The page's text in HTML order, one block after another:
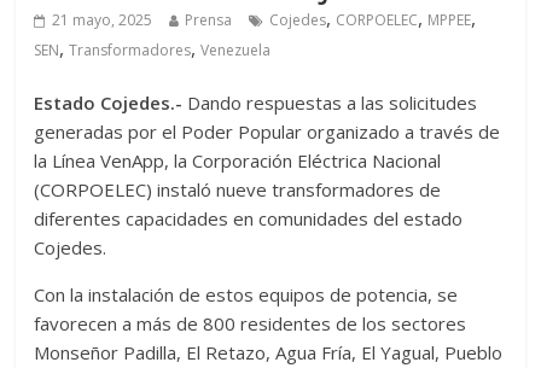
21 mayo, 2025 Prensa Cojedes, CORPOELEC, MPPEE,
SEN,Transformadores,Venezuela
Estado Cojedes.- Dando respuestas a las solicitudes
generadas por el Poder Popular organizado a través de
la Línea VenApp, la Corporación Eléctrica Nacional
(CORPOELEC) instaló nueve transformadores de
diferentes capacidades en comunidades del estado
Cojedes.
Con la instalación de estos equipos de potencia, se
favorecen a más de 800 residentes de los sectores
Monseñor Padilla, El Retazo, Agua Fría, El Yagual, Pueblo